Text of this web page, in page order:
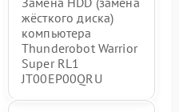
жёсткого диска)
компьютера
Thunderobot Warrior
Super RL1
JT00EP00QRU